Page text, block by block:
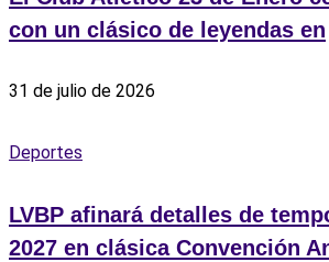
con un clásico de leyendas en
31 de julio de 2026
Deportes
LVBP afinará detalles de
2027 en clásica Convención